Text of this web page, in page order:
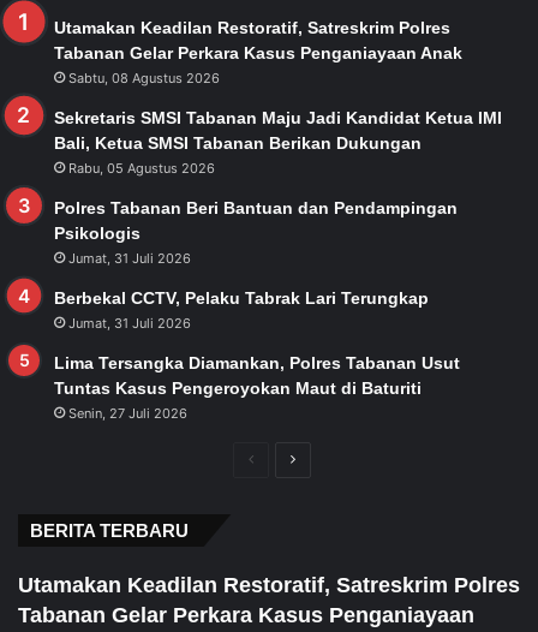
Utamakan Keadilan Restoratif, Satreskrim Polres
Tabanan Gelar Perkara Kasus Penganiayaan Anak
Sabtu, 08 Agustus 2026
Sekretaris SMSI Tabanan Maju Jadi Kandidat Ketua IMI
Bali, Ketua SMSI Tabanan Berikan Dukungan
Rabu, 05 Agustus 2026
Polres Tabanan Beri Bantuan dan Pendampingan
Psikologis
Jumat, 31 Juli 2026
Berbekal CCTV, Pelaku Tabrak Lari Terungkap
Jumat, 31 Juli 2026
Lima Tersangka Diamankan, Polres Tabanan Usut
Tuntas Kasus Pengeroyokan Maut di Baturiti
Senin, 27 Juli 2026
PreviousNext
BERITA TERBARU
Utamakan Keadilan Restoratif, Satreskrim Polres
Tabanan Gelar Perkara Kasus Penganiayaan